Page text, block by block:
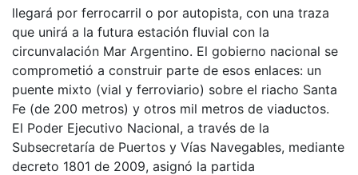
llegará por ferrocarril o por autopista, con una traza
que unirá a la futura estación fluvial con la
circunvalación Mar Argentino. El gobierno nacional se
comprometió a construir parte de esos enlaces: un
puente mixto (vial y ferroviario) sobre el riacho Santa
Fe (de 200 metros) y otros mil metros de viaductos.
El Poder Ejecutivo Nacional, a través de la
Subsecretaría de Puertos y Vías Navegables, mediante
decreto 1801 de 2009, asignó la partida